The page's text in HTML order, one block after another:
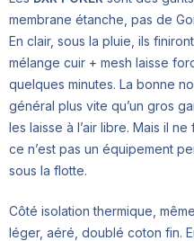
membrane étanche, pas de
En clair, sous la pluie, ils
mélange cuir + mesh laisse
quelques minutes. La bonne
général plus vite qu’un gros
les laisse à l’air libre. Mais il
ce n’est pas un équipement
sous la flotte.
Côté isolation thermique,
léger, aéré, doublé coton fin.